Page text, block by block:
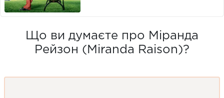
Що ви думаєте про Міранда
Рейзон (Miranda Raison)?